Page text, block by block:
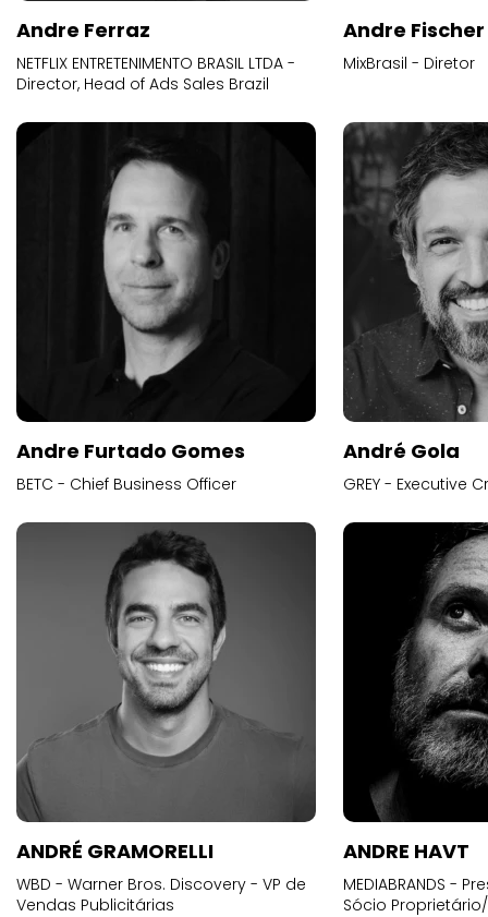
Andre Ferraz
NETFLIX ENTRETENIMENTO BRASIL LTDA -
Director, Head of Ads Sales Brazil
Andre Fischer
MixBrasil - Diretor
Andre Furtado Gomes
BETC - Chief Business Officer
André Gola
GREY - Executive
ANDRÉ GRAMORELLI
WBD - Warner Bros. Discovery - VP de
Vendas Publicitárias
ANDRE HAVT
MEDIABRANDS -
Sócio